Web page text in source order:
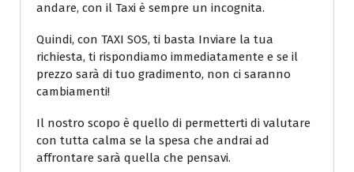
andare, con il Taxi è sempre un incognita.
Quindi, con TAXI SOS, ti basta Inviare la tua
richiesta, ti rispondiamo immediatamente e se il
prezzo sarà di tuo gradimento, non ci saranno
cambiamenti!
Il nostro scopo è quello di permetterti di valutare
con tutta calma se la spesa che andrai ad
affrontare sarà quella che pensavi.